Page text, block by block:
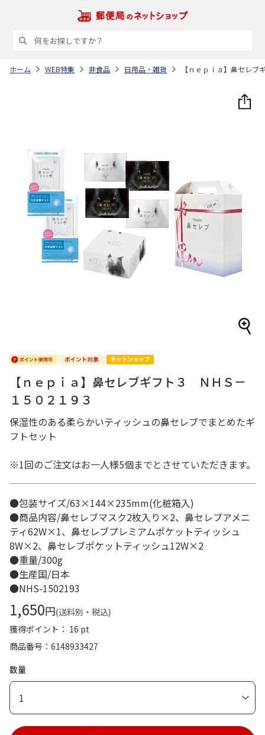
ホーム WEB特集 非食品 日用品・雑貨 【ｎｅｐｉａ】鼻セレ
【ｎｅｐｉａ】鼻セレブギフト３ ＮＨＳ－
１５０２１９３
保湿性のある柔らかいティッシュの鼻セレブでまとめたギ
フトセット
※1回のご注文はお一人様5個までとさせていただきます。
●包装サイズ/63×144×235mm(化粧箱入)
●商品内容/鼻セレブマスク2枚入り×2、鼻セレブアメニ
ティ62W×1、鼻セレブプレミアムポケットティッシュ
8W×2、鼻セレブポケットティッシュ12W×2
●重量/300g
●生産国/日本
●NHS-1502193
1,650円(送料別・税込)
獲得ポイント： 16 pt
商品番号
6148933427
数量
1